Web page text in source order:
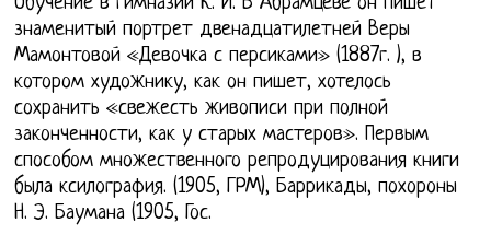
знаменитый портрет двенадцатилетней Веры
Мамонтовой «Девочка с персиками» (1887г. ), в
котором художнику, как он пишет, хотелось
сохранить «свежесть живописи при полной
законченности, как у старых мастеров». Первым
способом множественного репродуцирования книги
была ксилография. (1905, ГРМ), Баррикады, похороны
Н. Э. Баумана (1905, Гос.